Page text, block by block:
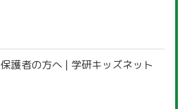
保護者の方へ | 学研キッズネット